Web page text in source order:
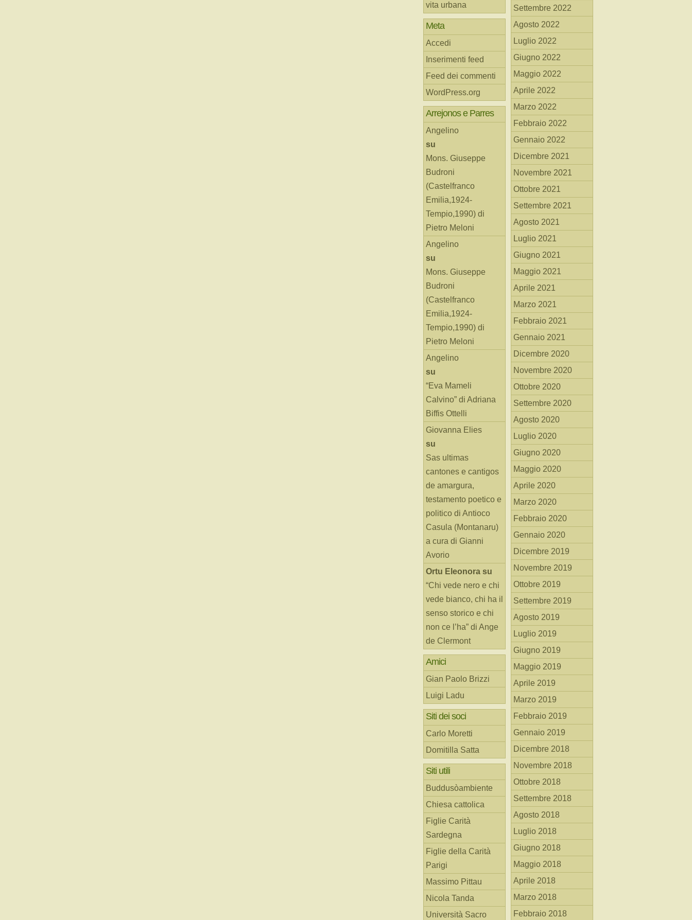
vita urbana
Meta
Accedi
Inserimenti feed
Feed dei commenti
WordPress.org
Arrejonos e Parres
Angelino
su
Mons. Giuseppe
Budroni
(Castelfranco
Emilia,1924-
Tempio,1990) di
Pietro Meloni
Angelino
su
Mons. Giuseppe
Budroni
(Castelfranco
Emilia,1924-
Tempio,1990) di
Pietro Meloni
Angelino
su
“Eva Mameli
Calvino” di Adriana
Biffis Ottelli
Giovanna Elies
su
Sas ultimas
cantones e cantigos
de amargura,
testamento poetico e
politico di Antioco
Casula (Montanaru)
a cura di Gianni
Avorio
Ortu Eleonora su
“Chi vede nero e chi
vede bianco, chi ha il
senso storico e chi
non ce l’ha” di Ange
de Clermont
Amici
Gian Paolo Brizzi
Luigi Ladu
Siti dei soci
Carlo Moretti
Domitilla Satta
Siti utili
Buddusòambiente
Chiesa cattolica
Figlie Carità
Sardegna
Figlie della Carità
Parigi
Massimo Pittau
Nicola Tanda
Università Sacro
Settembre 2022
Agosto 2022
Luglio 2022
Giugno 2022
Maggio 2022
Aprile 2022
Marzo 2022
Febbraio 2022
Gennaio 2022
Dicembre 2021
Novembre 2021
Ottobre 2021
Settembre 2021
Agosto 2021
Luglio 2021
Giugno 2021
Maggio 2021
Aprile 2021
Marzo 2021
Febbraio 2021
Gennaio 2021
Dicembre 2020
Novembre 2020
Ottobre 2020
Settembre 2020
Agosto 2020
Luglio 2020
Giugno 2020
Maggio 2020
Aprile 2020
Marzo 2020
Febbraio 2020
Gennaio 2020
Dicembre 2019
Novembre 2019
Ottobre 2019
Settembre 2019
Agosto 2019
Luglio 2019
Giugno 2019
Maggio 2019
Aprile 2019
Marzo 2019
Febbraio 2019
Gennaio 2019
Dicembre 2018
Novembre 2018
Ottobre 2018
Settembre 2018
Agosto 2018
Luglio 2018
Giugno 2018
Maggio 2018
Aprile 2018
Marzo 2018
Febbraio 2018